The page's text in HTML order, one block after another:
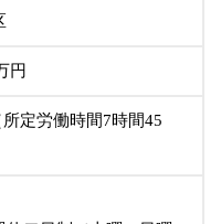
円
定労働時間7時間45